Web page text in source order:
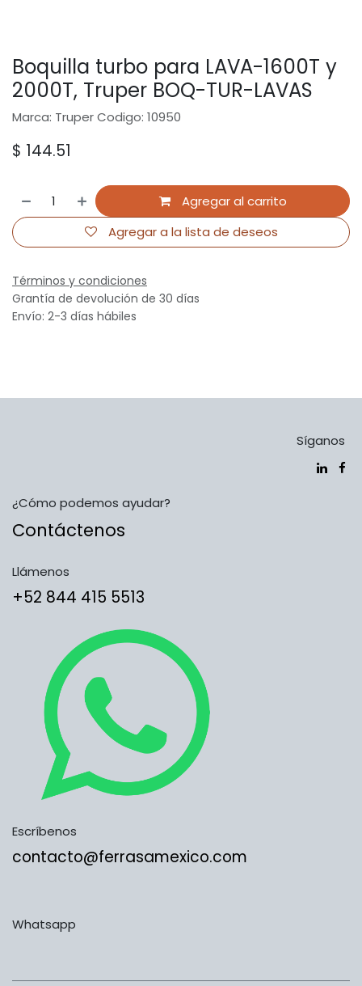
Boquilla turbo para LAVA-1600T y
2000T, Truper BOQ-TUR-LAVAS
Marca: Truper Codigo: 10950
$ 144.51
Agregar al carrito
Agregar a la lista de deseos
Términos y condiciones
Grantía de devolución de 30 días
Envío: 2-3 días hábiles
Síganos
¿Cómo podemos ayudar?
Contáctenos
Llámenos
​​​​​​​​​​​​+5​2​ ​8​4​4​ ​4​1​5​ 5​5​1​3​​​​​​​​​​​​​​
Escríbenos
contacto@ferrasamexico.com
Whatsapp